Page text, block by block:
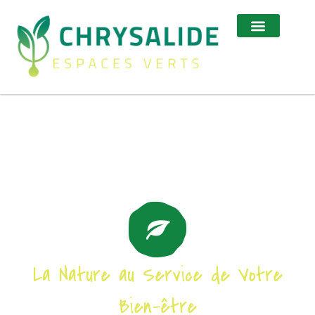
La Nature au Service de Votre
Bien-être